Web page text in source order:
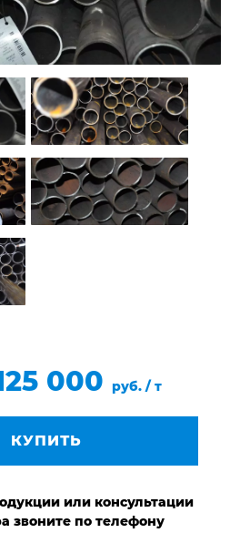
000 руб. / т
КУПИТЬ
или консультации
звоните по телефону